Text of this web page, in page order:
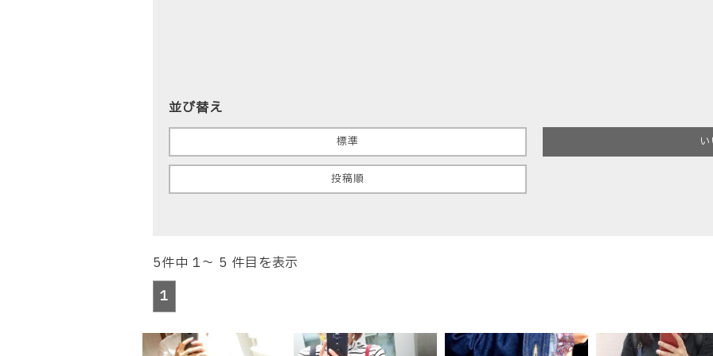
並び替え
標準
投稿順
5件中 1～ 5 件目を表示
1